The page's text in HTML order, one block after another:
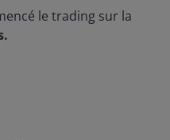
le trading sur la